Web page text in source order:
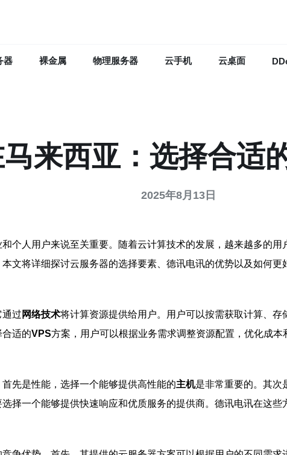
器 裸金属 物理服务器 云手机 云桌面
来西亚：选择合适
2025年8月13日
个人用户来说至关重要。随着云计算技术的发展，越来越多的用
文将详细探讨云服务器的选择要素、德讯电讯的优势以及如何更
过 网络技术将计算资源提供给用户。用户可以按需获取计算、
适的VPS方案，用户可以根据业务需求调整资源配置，优化成本
先是性能，选择一个能够提供高性能的主机是非常重要的。其次
择一个能够提供快速响应和优质服务的提供商。德讯电讯在这些